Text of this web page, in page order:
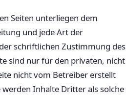
Seiten unterliegen dem
und jede Art der
schriftlichen Zustimmung des
sind nur für den privaten, nicht
nicht vom Betreiber erstellt
Inhalte Dritter als solche